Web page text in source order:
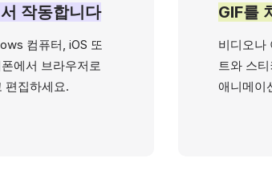
작동합니다
컴퓨터, iOS 또
에서 브라우저로
편집하세요.
GIF를
비디오나
트와 스
애니메이